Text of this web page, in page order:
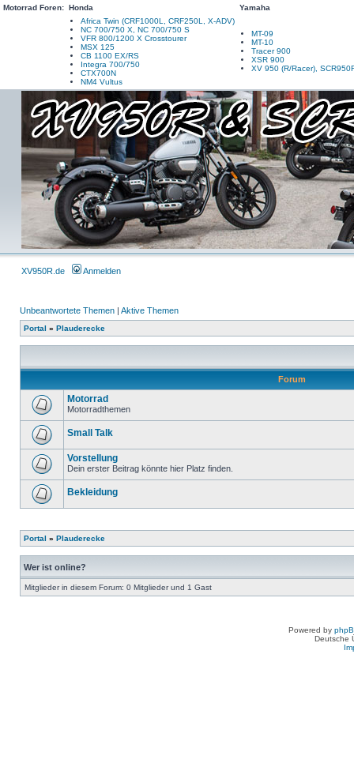
Motorrad Foren: Honda
Yamaha
Africa Twin (CRF1000L, CRF250L, X-ADV)
NC 700/750 X, NC 700/750 S
VFR 800/1200 X Crosstourer
MSX 125
CB 1100 EX/RS
Integra 700/750
CTX700N
NM4 Vultus
MT-09
MT-10
Tracer 900
XSR 900
XV 950 (R/Racer),
XV950R.de Anmelden
Unbeantwortete Themen | Aktive Themen
Portal » Plauderecke
Forum
Motorrad
Motorradthemen
Small Talk
Vorstellung
Dein erster Beitrag könnte hier Platz finden.
Bekleidung
Portal » Plauderecke
Wer ist online?
Mitglieder in diesem Forum: 0 Mitglieder und 1 Gast
Powered by
Deutsche